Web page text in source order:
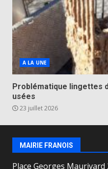
A LA UNE
Problématique lingettes
usées
23 juillet 2026
MAIRIE FRANOIS
Place Georges Maurivard